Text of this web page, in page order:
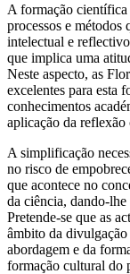
A formação científica
processos e
intelectual e
que implica uma
Neste aspecto, as
excelentes para esta
conhecimentos
aplicação da reflexão
A simplificação
no risco de
que acontece no
da ciência, dando-lhe
Pretende-se que as
âmbito da
abordagem e da
formação cultural do